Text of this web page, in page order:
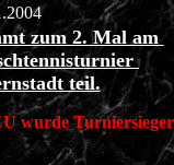
zum 2. Mal am
teil.
wurde